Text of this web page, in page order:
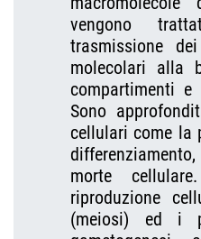
vengono
trasmissione
molecolari alla
compartimenti
Sono
cellulari come la
morte
riproduzione
(meiosi) ed i